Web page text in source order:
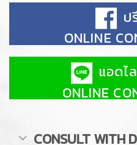
Telephone (*)
Branch